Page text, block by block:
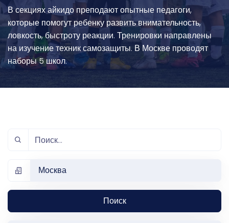
В секциях айкидо преподают опытные педагоги,
которые помогут ребенку развить внимательность,
ловкость, быстроту реакции. Тренировки направлены
на изучение техник самозащиты. В Москве проводят
наборы 5 школ.
Москва
Поиск